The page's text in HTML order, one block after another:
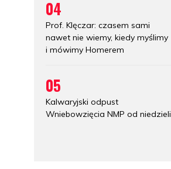
04
Prof. Klęczar: czasem sami
nawet nie wiemy, kiedy myślimy
i mówimy Homerem
05
Kalwaryjski odpust
Wniebowzięcia NMP od niedzieli